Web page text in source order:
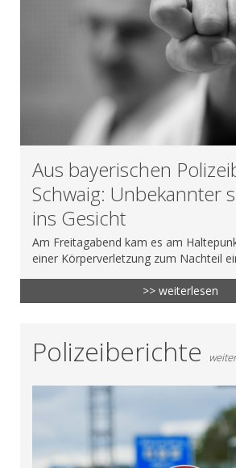
Aus bayerischen
Schwaig: Unbekannter
ins Gesicht
Am Freitagabend kam es am
einer Körperverletzung zum Nachteil
>> weiterlesen
Polizeiberichte